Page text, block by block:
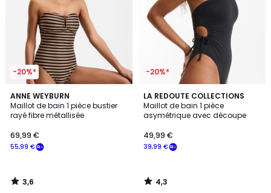
-20%*
ANNE WEYBURN
Maillot de bain 1 pièce bustier
rayé fibre métallisée
55,99 €
69,99 €
3,6
/ 5
3,6
/
-20%*
LA REDOUTE COLLECTIONS
Maillot de bain 1 pièce
asymétrique avec découpe
39,99 €
49,99 €
4,3
/ 5
4,3
/